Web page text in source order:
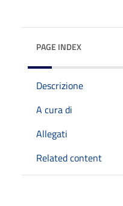
PAGE INDEX
Descrizione
A cura di
Allegati
Related content